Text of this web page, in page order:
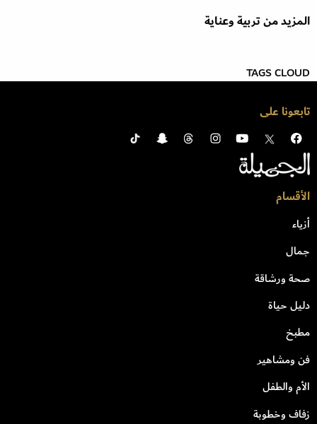
المزيد من تربية وعناية
TAGS CLOUD
تابعونا على
الأقسام
أزياء
جمال
صحة ورشاقة
دليل حياة
مطبخ
فن ومشاهير
الأم والطفل
زفاف وخطوبة